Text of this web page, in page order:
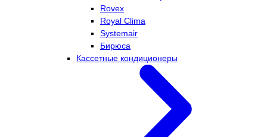
Rovex
Royal Clima
Systemair
Бирюса
Кассетные кондиционеры